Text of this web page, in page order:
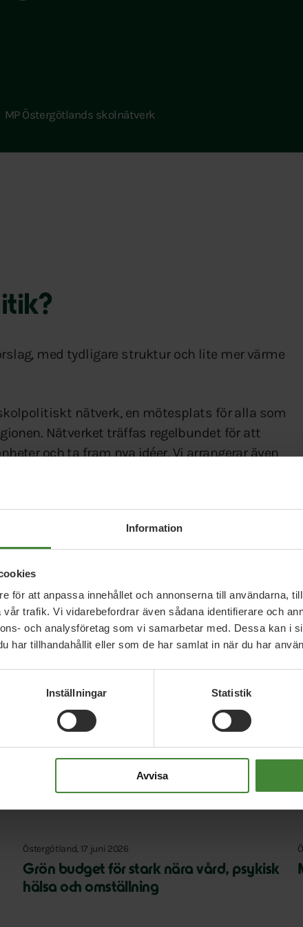
Information
för att anpassa innehållet och annonserna till användarna,
trafik. Vi vidarebefordrar även sådana identifierare och
och analysföretag som vi samarbetar med. Dessa kan i
har tillhandahållit eller som de har samlat in när du har
Inställningar Statistik
Avvisa
MP Östergötlands skolnätverk
med tydligare struktur och lite mer värme
nätverk, en mötesplats för alla som
Nätverket träffas regelbundet för att
och ta fram nya idéer. Vi arrangerar även
och andra experter.
i kontakt med oss?
Relaterade nyheter
Östergötland, 17 juni 2026
Grön budget för stark nära vård, psykisk
hälsa och omställning